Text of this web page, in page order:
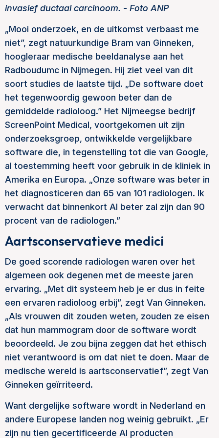
invasief ductaal carcinoom. - Foto ANP
„Mooi onderzoek, en de uitkomst verbaast me
niet”, zegt natuurkundige Bram van Ginneken,
hoogleraar medische beeldanalyse aan het
Radboudumc in Nijmegen. Hij ziet veel van dit
soort studies de laatste tijd. „De software doet
het tegenwoordig gewoon beter dan de
gemiddelde radioloog.” Het Nijmeegse bedrijf
ScreenPoint Medical, voortgekomen uit zijn
onderzoeksgroep, ontwikkelde vergelijkbare
software die, in tegenstelling tot die van Google,
al toestemming heeft voor gebruik in de kliniek in
Amerika en Europa. „Onze software was beter in
het diagnosticeren dan 65 van 101 radiologen. Ik
verwacht dat binnenkort AI beter zal zijn dan 90
procent van de radiologen.”
Aartsconservatieve medici
De goed scorende radiologen waren over het
algemeen ook degenen met de meeste jaren
ervaring. „Met dit systeem heb je er dus in feite
een ervaren radioloog erbij”, zegt Van Ginneken.
„Als vrouwen dit zouden weten, zouden ze eisen
dat hun mammogram door de software wordt
beoordeeld. Je zou bijna zeggen dat het ethisch
niet verantwoord is om dat niet te doen. Maar de
medische wereld is aartsconservatief”, zegt Van
Ginneken geïrriteerd.
Want dergelijke software wordt in Nederland en
andere Europese landen nog weinig gebruikt. „Er
zijn nu tien gecertificeerde AI producten